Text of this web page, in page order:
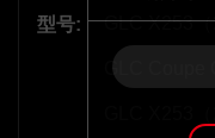
型号: GLC X253